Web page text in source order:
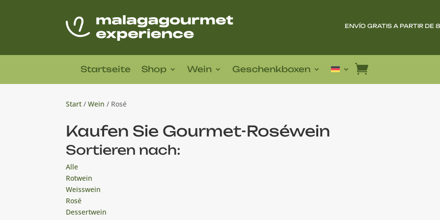
ENVÍO GRATIS A PARTIR DE
Startseite Shop Wein Geschenkboxen
Start /Wein / Rosé
Kaufen Sie Gourmet-Roséwein
Sortieren nach:
Alle
Rotwein
Weisswein
Rosé
Dessertwein